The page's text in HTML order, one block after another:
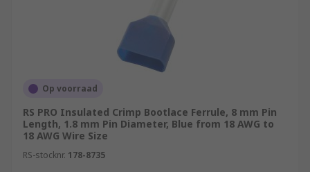
Op voorraad
RS PRO Insulated Crimp Bootlace Ferrule, 8 mm Pin
Length, 1.8 mm Pin Diameter, Blue from 18 AWG to
18 AWG Wire Size
RS-stocknr. 178-8735